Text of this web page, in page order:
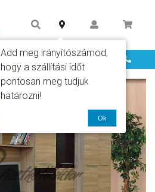
Info
Add meg irányítószámod,
hogy a szállítási időt
pontosan meg tudjuk
határozni!
Ok